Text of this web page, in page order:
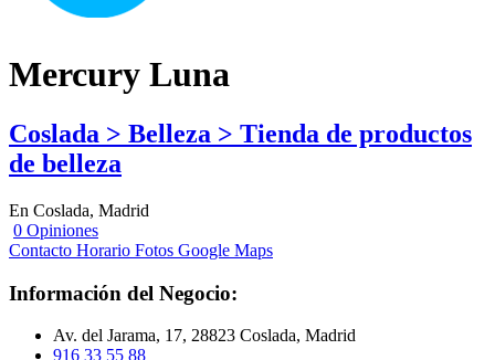
Mercury Luna
Coslada > Belleza > Tienda de productos
de belleza
En Coslada, Madrid
0 Opiniones
Contacto Horario Fotos Google Maps
Información del Negocio:
Av. del Jarama, 17, 28823 Coslada, Madrid
916 33 55 88